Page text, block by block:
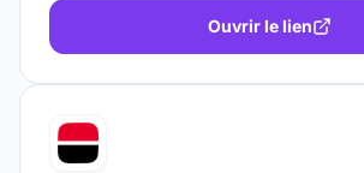
Ouvrir le lien